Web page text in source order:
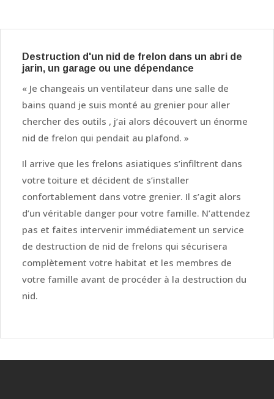
Destruction d'un nid de frelon dans un abri de
jarin, un garage ou une dépendance
« Je changeais un ventilateur dans une salle de
bains quand je suis monté au grenier pour aller
chercher des outils , j’ai alors découvert un énorme
nid de frelon qui pendait au plafond. »
Il arrive que les frelons asiatiques s’infiltrent dans
votre toiture et décident de s’installer
confortablement dans votre grenier. Il s’agit alors
d’un véritable danger pour votre famille. N’attendez
pas et faites intervenir immédiatement un service
de destruction de nid de frelons qui sécurisera
complètement votre habitat et les membres de
votre famille avant de procéder à la destruction du
nid.